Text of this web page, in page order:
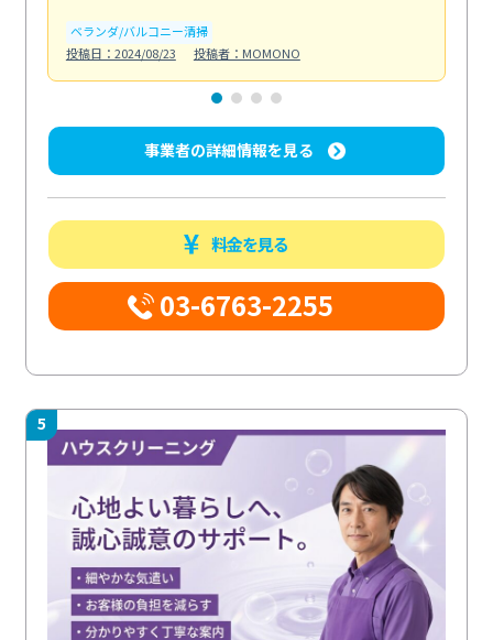
ベランダ/バルコニー清掃
投稿日：2024/08/23
投稿者：MOMONO
事業者の詳細情報を見る
料金を見る
03-6763-2255
5